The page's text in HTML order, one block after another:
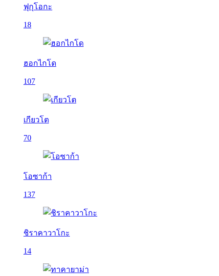
ฟุกุโอกะ
18
ฮอกไกโด
107
เกียวโต
70
โอซาก้า
137
ชิราคาวาโกะ
14